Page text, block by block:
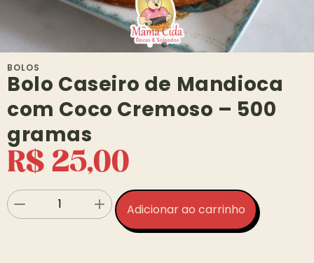
BOLOS
Bolo Caseiro de Mandioca
com Coco Cremoso – 500
gramas
R$ 25,00
Adicionar ao carrinho